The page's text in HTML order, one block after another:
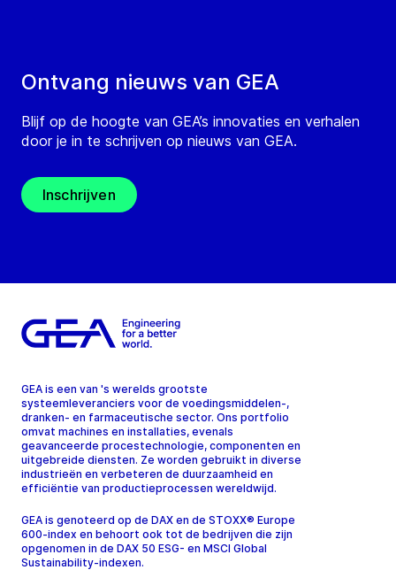
Ontvang nieuws van GEA
Blijf op de hoogte van GEA’s innovaties en verhalen
door je in te schrijven op nieuws van GEA.
Inschrijven
GEA is een van 's werelds grootste
systeemleveranciers voor de voedingsmiddelen-,
dranken- en farmaceutische sector. Ons portfolio
omvat machines en installaties, evenals
geavanceerde procestechnologie, componenten en
uitgebreide diensten. Ze worden gebruikt in diverse
industrieën en verbeteren de duurzaamheid en
efficiëntie van productieprocessen wereldwijd.
GEA is genoteerd op de DAX en de STOXX® Europe
600-index en behoort ook tot de bedrijven die zijn
opgenomen in de DAX 50 ESG- en MSCI Global
Sustainability-indexen.